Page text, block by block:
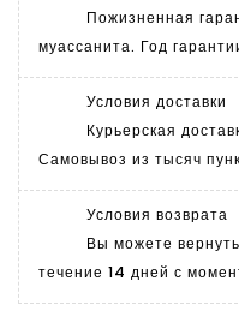
Пожизненная
муассанита. Год
Условия доставки
Курьерская
Самовывоз из тысяч
Условия возврата
Вы можете
течение 14 дней с